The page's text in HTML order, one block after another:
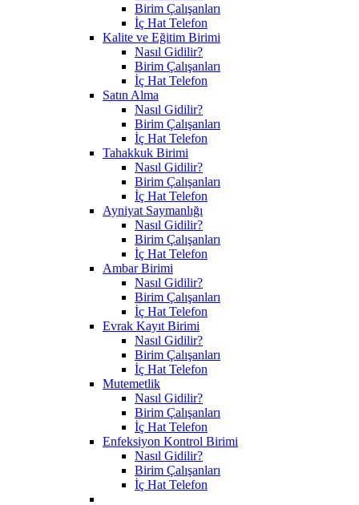
Birim Çalışanları
İç Hat Telefon
Kalite ve Eğitim Birimi
Nasıl Gidilir?
Birim Çalışanları
İç Hat Telefon
Satın Alma
Nasıl Gidilir?
Birim Çalışanları
İç Hat Telefon
Tahakkuk Birimi
Nasıl Gidilir?
Birim Çalışanları
İç Hat Telefon
Ayniyat Saymanlığı
Nasıl Gidilir?
Birim Çalışanları
İç Hat Telefon
Ambar Birimi
Nasıl Gidilir?
Birim Çalışanları
İç Hat Telefon
Evrak Kayıt Birimi
Nasıl Gidilir?
Birim Çalışanları
İç Hat Telefon
Mutemetlik
Nasıl Gidilir?
Birim Çalışanları
İç Hat Telefon
Enfeksiyon Kontrol Birimi
Nasıl Gidilir?
Birim Çalışanları
İç Hat Telefon